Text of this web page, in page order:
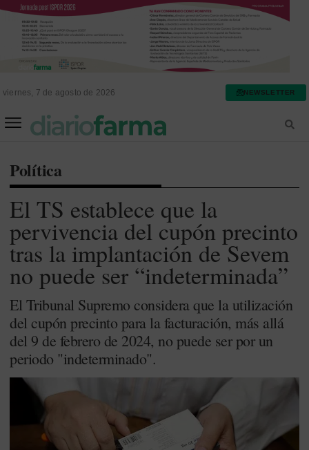
viernes, 7 de agosto de 2026 NEWSLETTER
Política
El TS establece que la
pervivencia del cupón precinto
tras la implantación de Sevem
no puede ser “indeterminada”
El Tribunal Supremo considera que la utilización
del cupón precinto para la facturación, más allá
del 9 de febrero de 2024, no puede ser por un
periodo "indeterminado".